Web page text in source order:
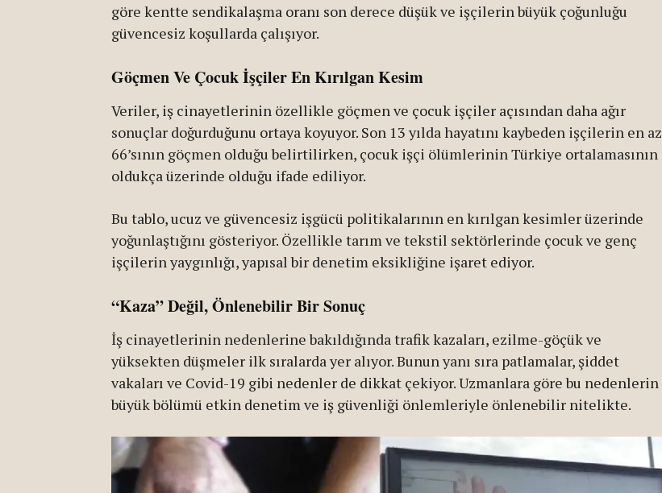
göre kentte sendikalaşma oranı son derece düşük ve işçilerin büyük çoğunluğu
güvencesiz koşullarda çalışıyor.
Göçmen Ve Çocuk İşçiler En Kırılgan Kesim
Veriler, iş cinayetlerinin özellikle göçmen ve çocuk işçiler açısından daha ağır
sonuçlar doğurduğunu ortaya koyuyor. Son 13 yılda hayatını kaybeden işçilerin en az
66’sının göçmen olduğu belirtilirken, çocuk işçi ölümlerinin Türkiye ortalamasının
oldukça üzerinde olduğu ifade ediliyor.
Bu tablo, ucuz ve güvencesiz işgücü politikalarının en kırılgan kesimler üzerinde
yoğunlaştığını gösteriyor. Özellikle tarım ve tekstil sektörlerinde çocuk ve genç
işçilerin yaygınlığı, yapısal bir denetim eksikliğine işaret ediyor.
“Kaza” Değil, Önlenebilir Bir Sonuç
İş cinayetlerinin nedenlerine bakıldığında trafik kazaları, ezilme-göçük ve
yüksekten düşmeler ilk sıralarda yer alıyor. Bunun yanı sıra patlamalar, şiddet
vakaları ve Covid-19 gibi nedenler de dikkat çekiyor. Uzmanlara göre bu nedenlerin
büyük bölümü etkin denetim ve iş güvenliği önlemleriyle önlenebilir nitelikte.